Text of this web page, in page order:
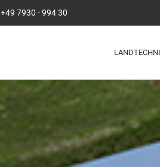
+49 7930 - 994 30